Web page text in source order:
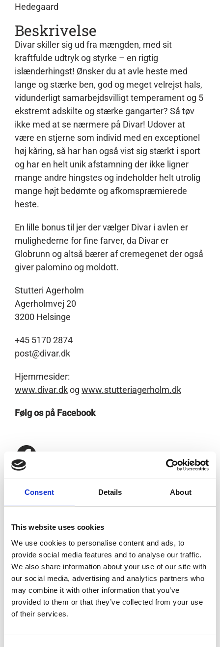
Consent Details About
This website uses cookies
We use cookies to personalise content and ads, to
provide social media features and to analyse our traffic.
We also share information about your use of our site with
our social media, advertising and analytics partners who
may combine it with other information that you’ve
provided to them or that they’ve collected from your use
of their services.
Hedegaard
Beskrivelse
Divar skiller sig ud fra mængden, med sit
kraftfulde udtryk og styrke – en rigtig
islænderhingst! Ønsker du at avle heste med
lange og stærke ben, god og meget velrejst hals,
vidunderligt samarbejdsvilligt temperament og 5
ekstremt adskilte og stærke gangarter? Så tøv
ikke med at se nærmere på Divar! Udover at
være en stjerne som individ med en exceptionel
høj kåring, så har han også vist sig stærkt i sport
og har en helt unik afstamning der ikke ligner
mange andre hingstes og indeholder helt utrolig
mange højt bedømte og afkomspræmierede
heste.
En lille bonus til jer der vælger Divar i avlen er
mulighederne for fine farver, da Divar er
Globrunn og altså bærer af cremegenet der også
giver palomino og moldott.
Stutteri Agerholm
Agerholmvej 20
3200 Helsinge
+45 5170 2874
post@divar.dk
Hjemmesider:
www.divar.dkog www.stutteriagerholm.dk
Følg os på Facebook
Divar – islandsk hest
Kåring
Hoved
7
,
5
Tölt 9
HalsMankeka
mSkuldre
8
,